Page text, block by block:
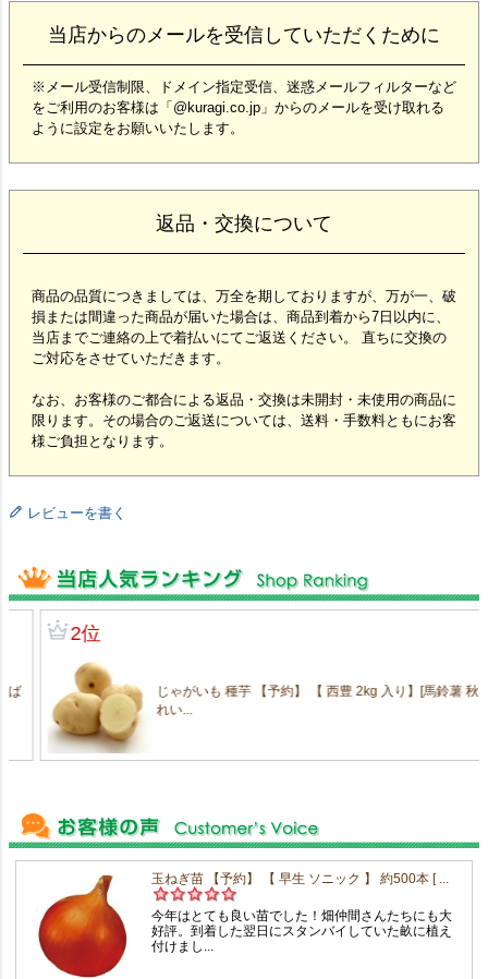
当店からのメールを受信していただくために
※メール受信制限、ドメイン指定受信、迷惑メールフィルターなど
をご利用のお客様は「@kuragi.co.jp」からのメールを受け取れる
ように設定をお願いいたします。
返品・交換について
商品の品質につきましては、万全を期しておりますが、万が一、破
損または間違った商品が届いた場合は、商品到着から7日以内に、
当店までご連絡の上で着払いにてご返送ください。 直ちに交換の
ご対応をさせていただきます。
なお、お客様のご都合による返品・交換は未開封・未使用の商品に
限ります。その場合のご返送については、送料・手数料ともにお客
様ご負担となります。
レビューを書く